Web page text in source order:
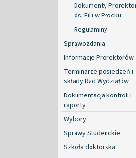
Dokumenty
ds. Filii w Płocku
Regulaminy
Sprawozdania
Informacje Prorektorów
Terminarze posiedzeń i
składy Rad Wydziałów
Dokumentacja kontroli i
raporty
Wybory
Sprawy Studenckie
Szkoła doktorska